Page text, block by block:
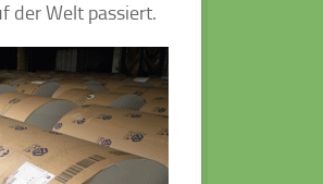
der Welt passiert.